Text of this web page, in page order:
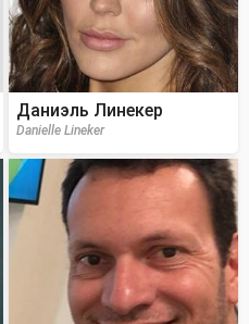
Даниэль Линекер
Danielle Lineker